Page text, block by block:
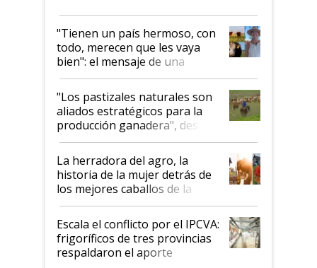
"Tienen un país hermoso, con
todo, merecen que les vaya
bien": el mensaje de una
ganadera uruguaya sobre las
oportunidades que se abren
para el agro en Argentina, con
foco en la carne
"Los pastizales naturales son
aliados estratégicos para la
producción ganadera", destaca
la iniciativa que ya reúne a 46
establecimientos en Argentina
La herradora del agro, la
historia de la mujer detrás de
los mejores caballos de la
Argentina y los mitos que
todavía hacen sufrir a estos
animales: "Mientras me
descalificaban, yo seguí
haciendo currículum"
Escala el conflicto por el IPCVA:
frigoríficos de tres provincias
respaldaron el aporte